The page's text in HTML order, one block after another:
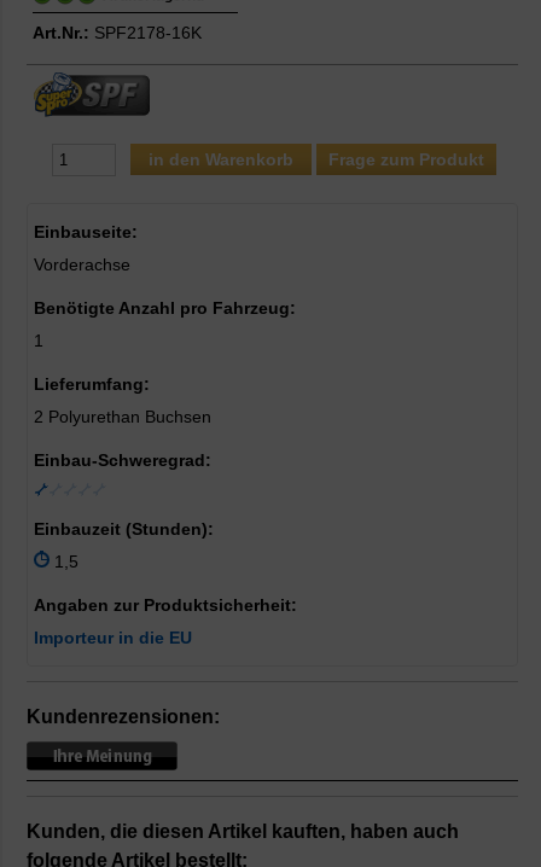
Art.Nr.: SPF2178-16K
Frage zum Produkt
Einbauseite:
Vorderachse
Benötigte Anzahl pro Fahrzeug:
1
Lieferumfang:
2 Polyurethan Buchsen
Einbau-Schweregrad:
Einbauzeit (Stunden):
1,5
Angaben zur Produktsicherheit:
Importeur in die EU
Kundenrezensionen:
Kunden, die diesen Artikel kauften, haben auch
folgende Artikel bestellt: